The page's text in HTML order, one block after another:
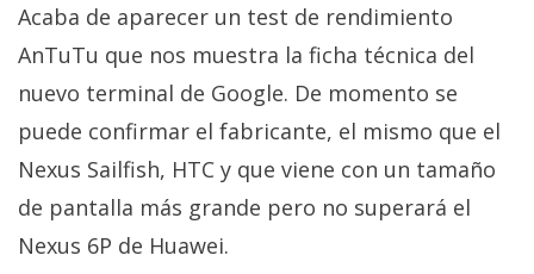
/
Sobre
nosotros
Publicidad
/
Cambiar
opciones
de
Acaba de aparecer un test de rendimiento
AnTuTu que nos muestra la ficha técnica del
nuevo terminal de Google. De momento se
puede confirmar el fabricante, el mismo que el
Nexus Sailfish, HTC y que viene con un tamaño
de pantalla más grande pero no superará el
Nexus 6P de Huawei.